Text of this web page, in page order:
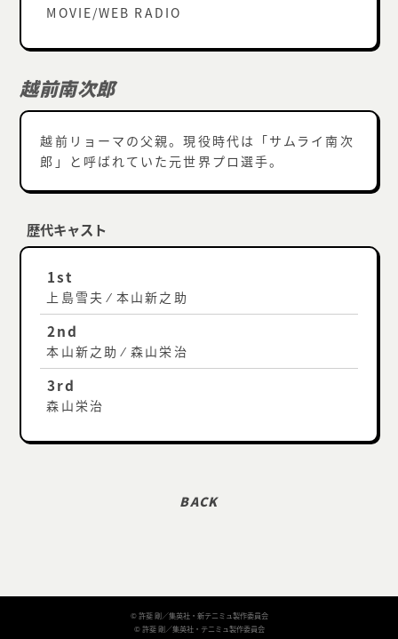
MOVIE/WEB RADIO
越前南次郎
越前リョーマの父親。現役時代は「サムライ南次
郎」と呼ばれていた元世界プロ選手。
歴代キャスト
1st
上島雪夫 ⁄ 本山新之助
2nd
本山新之助 ⁄ 森山栄治
3rd
森山栄治
© 許斐 剛／集英社・新テニミュ製作委員会
© 許斐 剛／集英社・テニミュ製作委員会